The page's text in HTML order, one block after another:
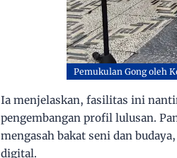
Pemukulan Gong oleh
Ia menjelaskan, fasilitas ini
pengembangan profil lulusan.
mengasah bakat seni dan
digital.